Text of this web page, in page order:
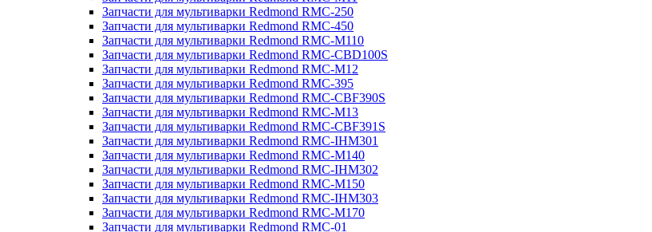
Запчасти для мультиварки Redmond RMC-250
Запчасти для мультиварки Redmond RMC-450
Запчасти для мультиварки Redmond RMC-M110
Запчасти для мультиварки Redmond RMC-CBD100S
Запчасти для мультиварки Redmond RMC-M12
Запчасти для мультиварки Redmond RMC-395
Запчасти для мультиварки Redmond RMC-CBF390S
Запчасти для мультиварки Redmond RMC-M13
Запчасти для мультиварки Redmond RMC-CBF391S
Запчасти для мультиварки Redmond RMC-IHM301
Запчасти для мультиварки Redmond RMC-M140
Запчасти для мультиварки Redmond RMC-IHM302
Запчасти для мультиварки Redmond RMC-M150
Запчасти для мультиварки Redmond RMC-IHM303
Запчасти для мультиварки Redmond RMC-M170
Запчасти для мультиварки Redmond RMC-01